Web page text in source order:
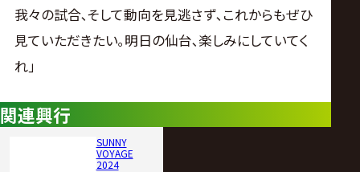
我々の試合､そして動向を見逃さず､これからもぜひ
見ていただきたい｡明日の仙台､楽しみにしていてく
れ｣
関連興行
SUNNY
VOYAGE
2024